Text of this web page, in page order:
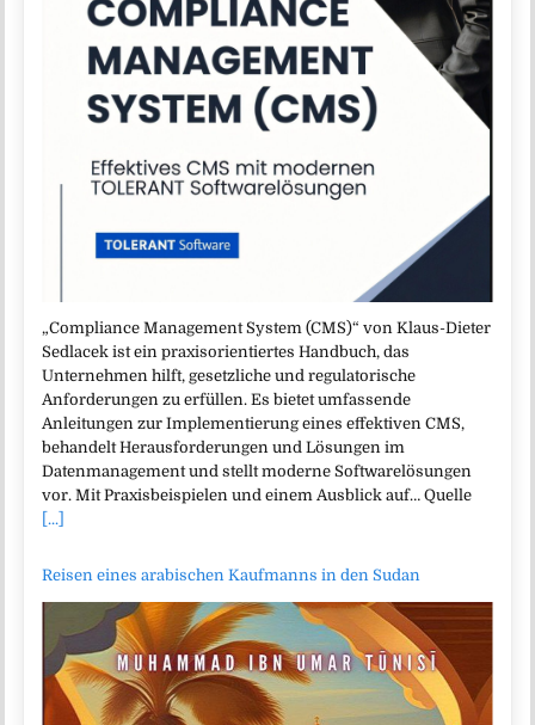
„Compliance Management System (CMS)“ von Klaus-Dieter
Sedlacek ist ein praxisorientiertes Handbuch, das
Unternehmen hilft, gesetzliche und regulatorische
Anforderungen zu erfüllen. Es bietet umfassende
Anleitungen zur Implementierung eines effektiven CMS,
behandelt Herausforderungen und Lösungen im
Datenmanagement und stellt moderne Softwarelösungen
vor. Mit Praxisbeispielen und einem Ausblick auf… Quelle
[...]
Reisen eines arabischen Kaufmanns in den Sudan